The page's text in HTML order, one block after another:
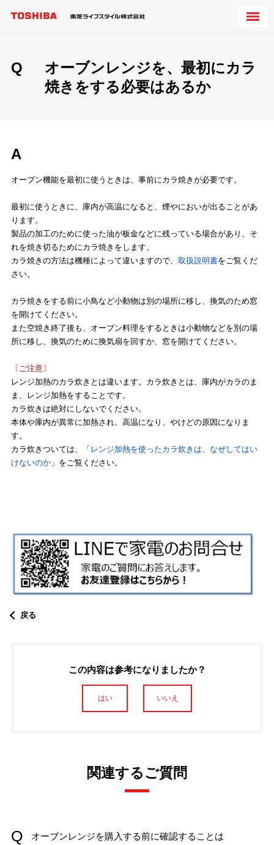
Q
オーブンレンジを、最初にカラ
焼きをする必要はあるか
A
オーブン機能を最初に使うときは、事前にカラ焼きが必要です。
最初に使うときに、庫内が高温になると、煙やにおいが出ることがあ
ります。
製品の加工のために使った油が板金などに残っている場合があり、そ
れを焼き切るためにカラ焼きをします。
カラ焼きの方法は機種によって違いますので、 取扱説明書をご覧くだ
さい。
カラ焼きをする前に小鳥など小動物は別の場所に移し、換気のため窓
を開けてください。
また空焼き終了後も、オーブン料理をするときは小動物などを別の場
所に移し、換気のために換気扇を回すか、窓を開けてください。
〔ご注意〕
レンジ加熱のカラ炊きとは違います。カラ炊きとは、庫内がカラのま
ま、レンジ加熱をすることです。
カラ炊きは絶対にしないでください。
本体や庫内が異常に加熱され、高温になり、やけどの原因になりま
す。
カラ炊きついては、「 レンジ加熱を使ったカラ炊きは、なぜしてはい
けないのか 」をご覧ください。
戻る
この内容は参考になりましたか？
はい いいえ
関連するご質問
オーブンレンジを購入する前に確認することは